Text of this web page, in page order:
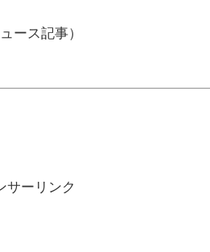
ース記事）
サーリンク